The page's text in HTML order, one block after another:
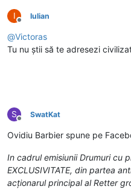
I
Deconectat
Iulian
@Victoras
Tu nu știi să te adresezi
S
Deconectat
SwatKat
Ovidiu Barbier spune pe
In cadrul emisiunii Drumuri cu
EXCLUSIVITATE, din partea
acționarul principal al Retter